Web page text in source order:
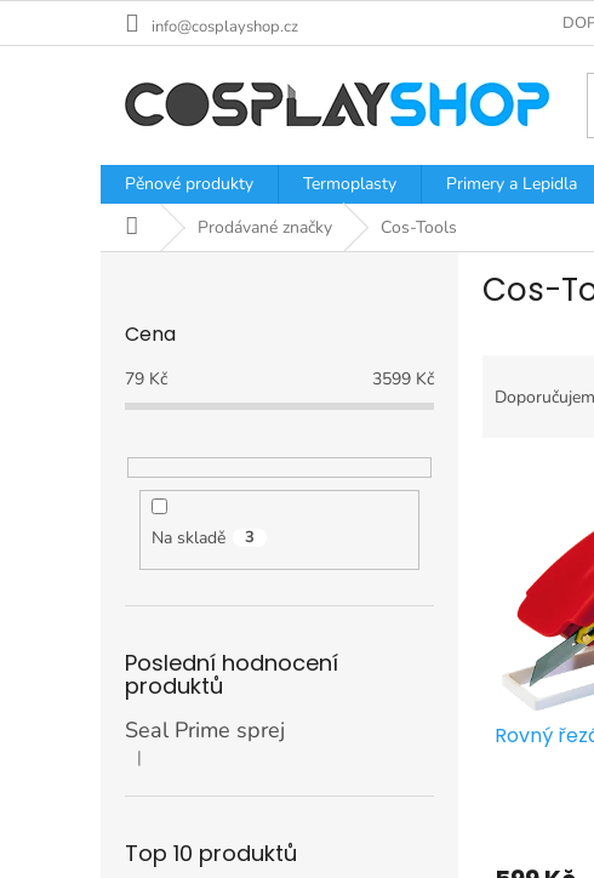
info@cosplayshop.cz
Pěnové produkty Termoplasty Primery a Lepidla
Domů Prodávané značky Cos-Tools
Cena
79 Kč 3599 Kč
Na skladě 3
Poslední hodnocení
produktů
Seal Prime sprej
Hodnocení produktu je 5 z 5 hvězdiček.
|
Top 10 produktů
Cos-
a
Rovný